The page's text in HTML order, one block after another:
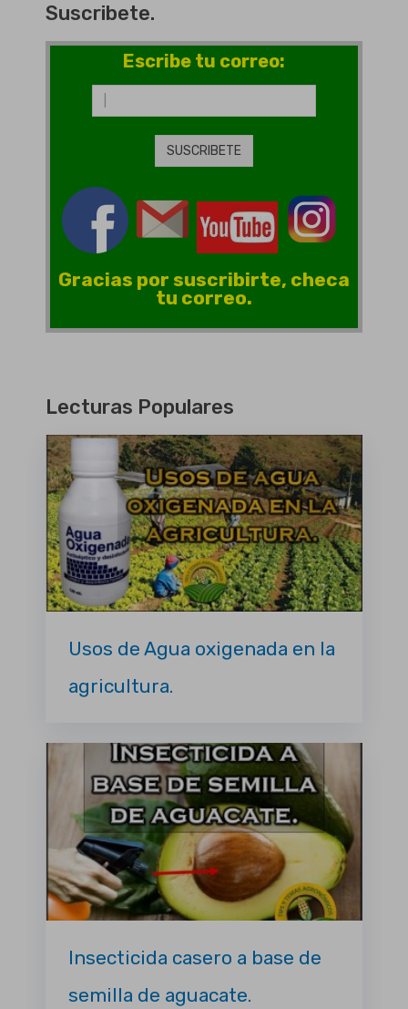
Suscribete.
Escribe tu correo:
Gracias por suscribirte, checa
tu correo.
Lecturas Populares
Usos de Agua oxigenada en la
agricultura.
Insecticida casero a base de
semilla de aguacate.